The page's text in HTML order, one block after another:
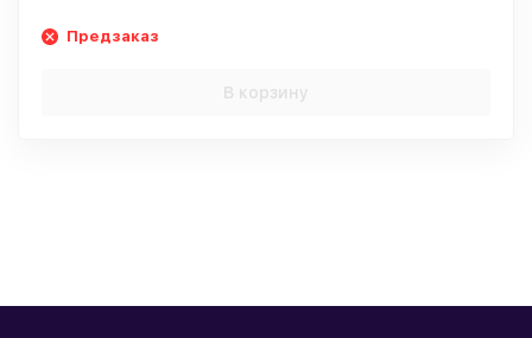
Предзаказ
В корзину